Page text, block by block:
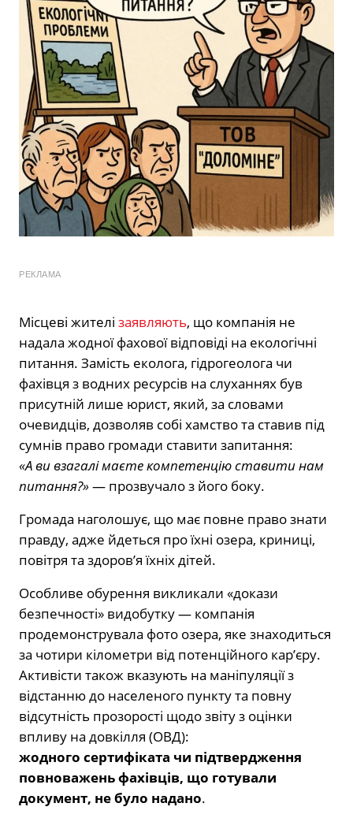
РЕКЛАМА
Місцеві жителі заявляють, що компанія не
надала жодної фахової відповіді на екологічні
питання. Замість еколога, гідрогеолога чи
фахівця з водних ресурсів на слуханнях був
присутній лише юрист, який, за словами
очевидців, дозволяв собі хамство та ставив під
сумнів право громади ставити запитання:
«А ви взагалі маєте компетенцію ставити нам
питання?»— прозвучало з його боку.
Громада наголошує, що має повне право знати
правду, адже йдеться про їхні озера, криниці,
повітря та здоров’я їхніх дітей.
Особливе обурення викликали «докази
безпечності» видобутку — компанія
продемонструвала фото озера, яке знаходиться
за чотири кілометри від потенційного кар’єру.
Активісти також вказують на маніпуляції з
відстанню до населеного пункту та повну
відсутність прозорості щодо звіту з оцінки
впливу на довкілля (ОВД):
жодного сертифіката чи підтвердження
повноважень фахівців, що готували
документ, не було надано.